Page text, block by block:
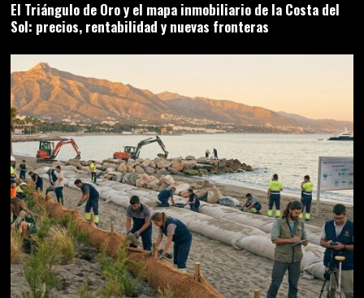
El Triángulo de Oro y el mapa inmobiliario de la Costa del
Sol: precios, rentabilidad y nuevas fronteras